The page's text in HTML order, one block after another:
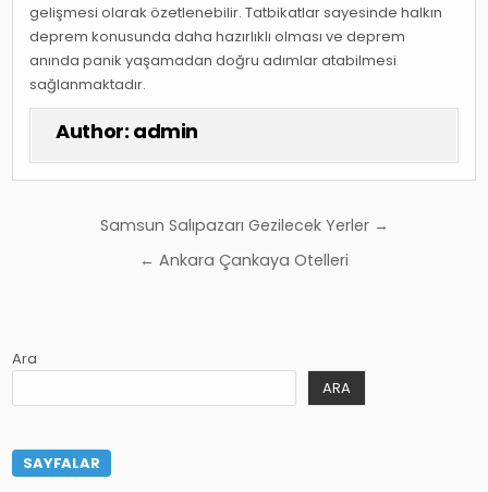
gelişmesi olarak özetlenebilir. Tatbikatlar sayesinde halkın
deprem konusunda daha hazırlıklı olması ve deprem
anında panik yaşamadan doğru adımlar atabilmesi
sağlanmaktadır.
Author: admin
gezinmesi
Samsun Salıpazarı Gezilecek Yerler →
← Ankara Çankaya Otelleri
Ara
ARA
SAYFALAR